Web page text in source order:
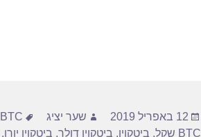
פורסם
בתאריך
12 באפריל 2019 מחבר
שער יציג תגיות
BTC דולר
BTC שקל
, ביטקוין, ביטקוין דולר, ביטקוין יורו,